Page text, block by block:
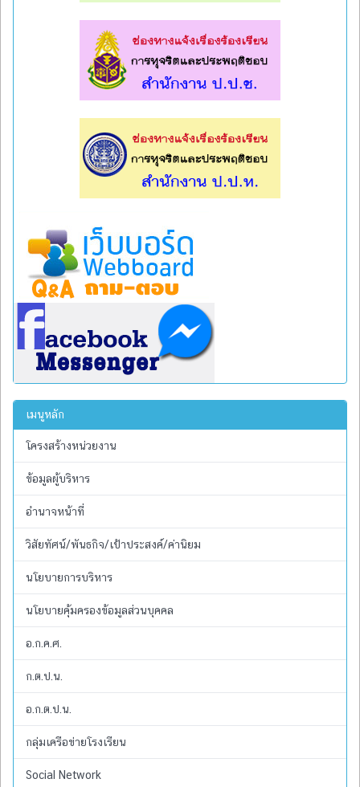
เมนูหลัก
โครงสร้างหน่วยงาน
ข้อมูลผู้บริหาร
อำนาจหน้าที่
วิสัยทัศน์/พันธกิจ/เป้าประสงค์/ค่านิยม
นโยบายการบริหาร
นโยบายคุ้มครองข้อมูลส่วนบุคคล
อ.ก.ค.ศ.
ก.ต.ป.น.
อ.ก.ต.ป.น.
กลุ่มเครือข่ายโรงเรียน
Social Network